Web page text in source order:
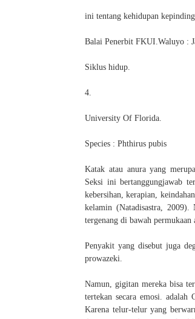
ini tentang kehidupan
Balai Penerbit FKUI.Waluyo :
Siklus hidup.
4.
University Of Florida.
Species : Phthirus pubis
Katak atau anura yang
Seksi ini bertanggungjawab
kebersihan, kerapian,
kelamin (Natadisastra,
tergenang di bawah
Penyakit yang disebut juga
prowazeki.
Namun, gigitan mereka bisa
tertekan secara emosi.
Karena telur-telur yang